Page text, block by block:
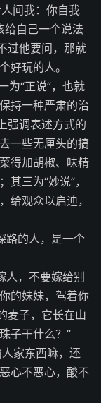
问我：你自我
自己一个说法
过他要问，那就
好玩的人。
为“正说”，也就
持一种严肃的治
强调表述方式的
一些无厘头的搞
得加胡椒、味精
三为“妙说”，
给观众以启迪，
路的人，是一个
人，不要嫁给别
的妹妹，驾着你
麦子，它长在山
子干什么？”
家东西嘛，还
心不恶心，酸不